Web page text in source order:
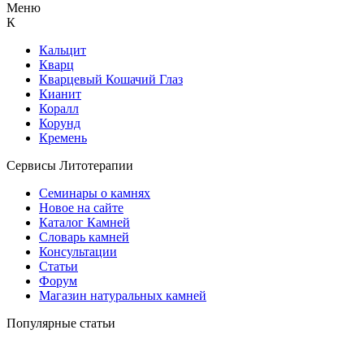
Меню
К
Кальцит
Кварц
Кварцевый Кошачий Глаз
Кианит
Коралл
Корунд
Кремень
Сервисы Литотерапии
Семинары о камнях
Новое на сайте
Каталог Камней
Словарь камней
Консультации
Статьи
Форум
Магазин натуральных камней
Популярные статьи